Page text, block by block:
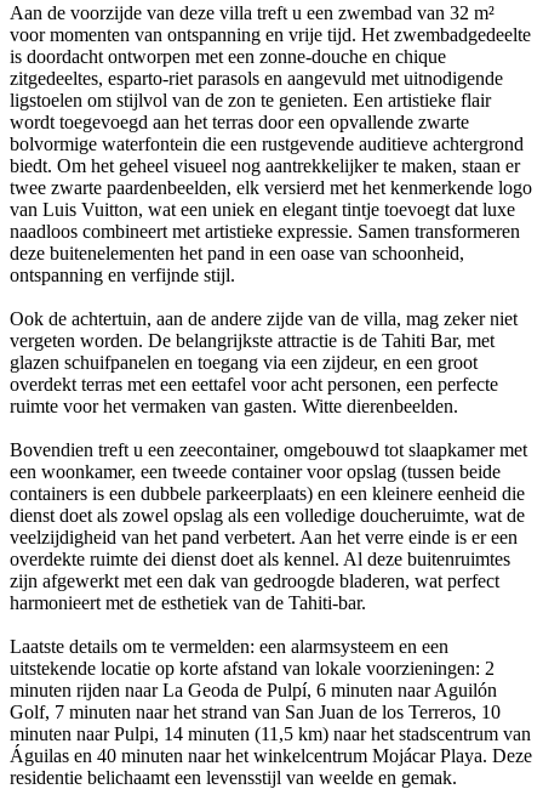
Aan de voorzijde van deze villa treft u een zwembad van 32 m²
voor momenten van ontspanning en vrije tijd. Het zwembadgedeelte
is doordacht ontworpen met een zonne-douche en chique
zitgedeeltes, esparto-riet parasols en aangevuld met uitnodigende
ligstoelen om stijlvol van de zon te genieten. Een artistieke flair
wordt toegevoegd aan het terras door een opvallende zwarte
bolvormige waterfontein die een rustgevende auditieve achtergrond
biedt. Om het geheel visueel nog aantrekkelijker te maken, staan er
twee zwarte paardenbeelden, elk versierd met het kenmerkende logo
van Luis Vuitton, wat een uniek en elegant tintje toevoegt dat luxe
naadloos combineert met artistieke expressie. Samen transformeren
deze buitenelementen het pand in een oase van schoonheid,
ontspanning en verfijnde stijl.
Ook de achtertuin, aan de andere zijde van de villa, mag zeker niet
vergeten worden. De belangrijkste attractie is de Tahiti Bar, met
glazen schuifpanelen en toegang via een zijdeur, en een groot
overdekt terras met een eettafel voor acht personen, een perfecte
ruimte voor het vermaken van gasten. Witte dierenbeelden.
Bovendien treft u een zeecontainer, omgebouwd tot slaapkamer met
een woonkamer, een tweede container voor opslag (tussen beide
containers is een dubbele parkeerplaats) en een kleinere eenheid die
dienst doet als zowel opslag als een volledige doucheruimte, wat de
veelzijdigheid van het pand verbetert. Aan het verre einde is er een
overdekte ruimte dei dienst doet als kennel. Al deze buitenruimtes
zijn afgewerkt met een dak van gedroogde bladeren, wat perfect
harmonieert met de esthetiek van de Tahiti-bar.
Laatste details om te vermelden: een alarmsysteem en een
uitstekende locatie op korte afstand van lokale voorzieningen: 2
minuten rijden naar La Geoda de Pulpí, 6 minuten naar Aguilón
Golf, 7 minuten naar het strand van San Juan de los Terreros, 10
minuten naar Pulpi, 14 minuten (11,5 km) naar het stadscentrum van
Águilas en 40 minuten naar het winkelcentrum Mojácar Playa. Deze
residentie belichaamt een levensstijl van weelde en gemak.